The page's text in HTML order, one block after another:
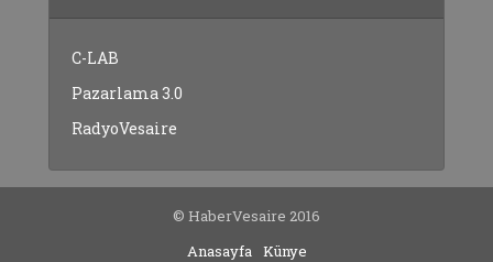
C-LAB
Pazarlama 3.0
RadyoVesaire
© HaberVesaire 2016
Anasayfa Künye